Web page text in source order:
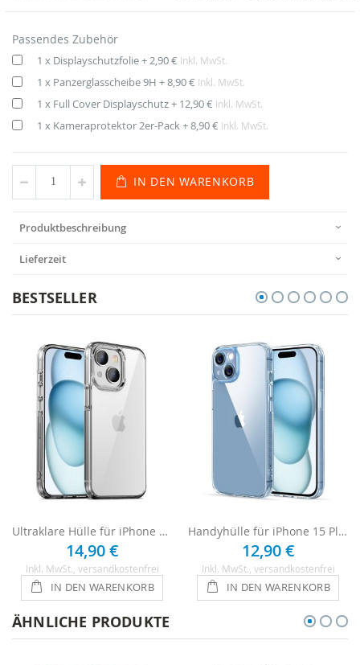
Passendes Zubehör
1 x Displayschutzfolie+ 2,90 € Inkl. MwSt.
1 x Panzerglasscheibe 9H +8,90 € Inkl. MwSt.
1 x Full Cover Displayschutz+ 12,90 € Inkl. MwSt.
1 x Kameraprotektor 2er-Pack +8,90 € Inkl. MwSt.
IN DEN WARENKORB
Produktbeschreibung
Lieferzeit
BESTSELLER
Ultraklare Hülle für iPhone 15 Plus - Transparent
14,90 €
Inkl. MwSt. , versandkostenfrei
IN DEN WARENKORB
Handyhülle für iPhone 15 Plus Case - Transparent
12,90 €
Inkl. MwSt. , versandkostenfrei
IN DEN WARENKORB
ÄHNLICHE PRODUKTE